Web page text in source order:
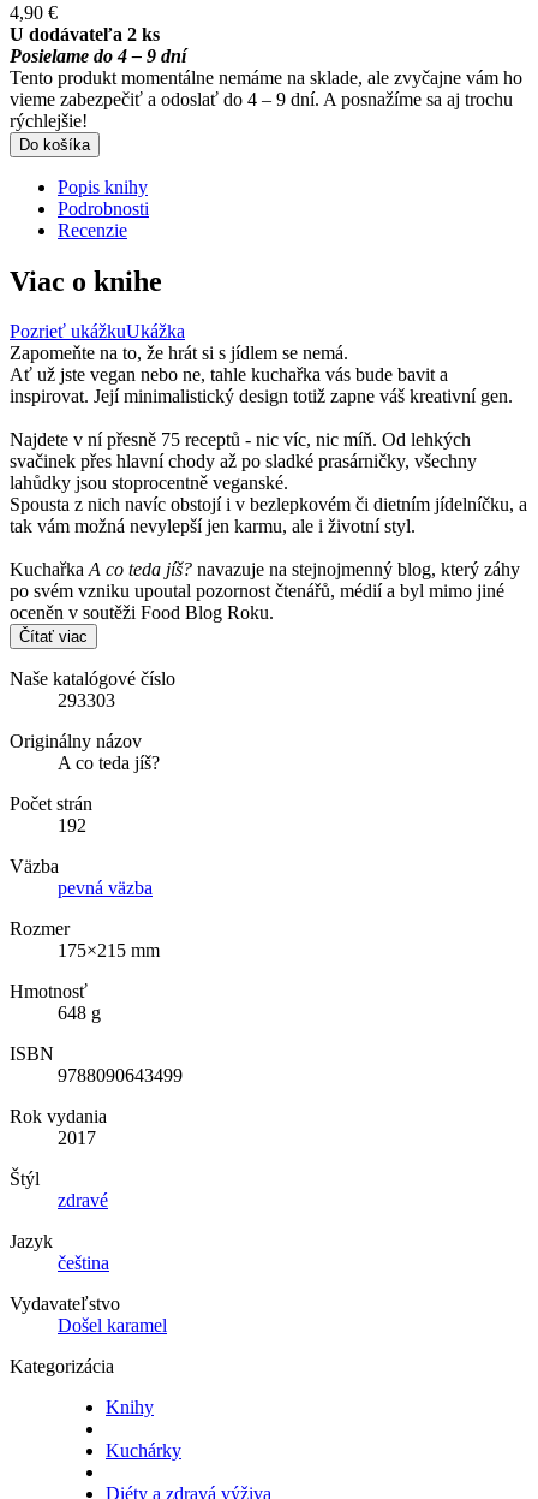
4,90 €
U dodávateľa 2 ks
Posielame do 4 – 9 dní
Tento produkt momentálne nemáme na sklade, ale zvyčajne vám ho
vieme zabezpečiť a odoslať do 4 – 9 dní. A posnažíme sa aj trochu
rýchlejšie!
Do košíka
Popis knihy
Podrobnosti
Recenzie
Viac o knihe
Pozrieť ukážkuUkážka
Zapomeňte na to, že hrát si s jídlem se nemá.
Ať už jste vegan nebo ne, tahle kuchařka vás bude bavit a
inspirovat. Její minimalistický design totiž zapne váš kreativní gen.
Najdete v ní přesně 75 receptů - nic víc, nic míň. Od lehkých
svačinek přes hlavní chody až po sladké prasárničky, všechny
lahůdky jsou stoprocentně veganské.
Spousta z nich navíc obstojí i v bezlepkovém či dietním jídelníčku, a
tak vám možná nevylepší jen karmu, ale i životní styl.
KuchařkaA co teda jíš? navazuje na stejnojmenný blog, který záhy
po svém vzniku upoutal pozornost čtenářů, médií a byl mimo jiné
oceněn v soutěži Food Blog Roku.
Čítať viac
Naše katalógové číslo
293303
Originálny názov
A co teda jíš?
Počet strán
192
Väzba
pevná väzba
Rozmer
175×215 mm
Hmotnosť
648 g
ISBN
9788090643499
Rok vydania
2017
Štýl
zdravé
Jazyk
čeština
Vydavateľstvo
Došel karamel
Kategorizácia
Knihy
Kuchárky
Diéty a zdravá výživa